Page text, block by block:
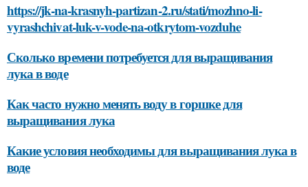
https://jk-na-krasnyh-partizan-2.ru/stati/mozhno-li-
vyrashchivat-luk-v-vode-na-otkrytom-vozduhe
Сколько времени потребуется для выращивания
лука в воде
Как часто нужно менять воду в горшке для
выращивания лука
Какие условия необходимы для выращивания лука в
воде